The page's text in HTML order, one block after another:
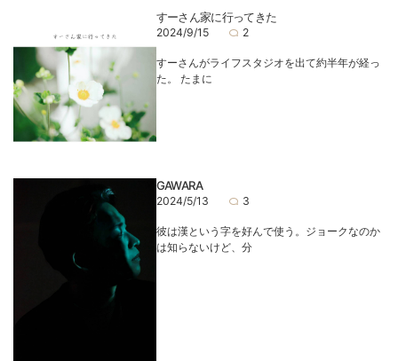
すーさん家に行ってきた
2024/9/15 2
すーさんがライフスタジオを出て約半年が経っ
た。 たまに
GAWARA
2024/5/13 3
彼は漢という字を好んで使う。ジョークなのか
は知らないけど、分